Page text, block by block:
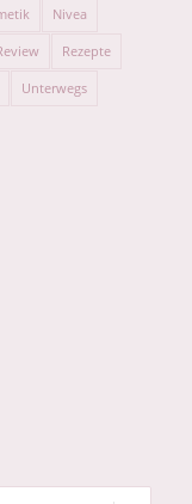
Nivea
Rezepte
Unterwegs